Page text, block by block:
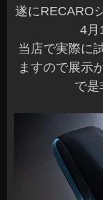
遂にRECARO
4月
当店で実際に
ますので展示
で